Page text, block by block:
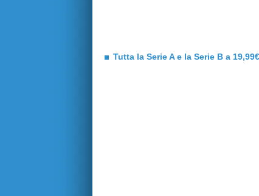
Tutta la Serie A e la Serie B a